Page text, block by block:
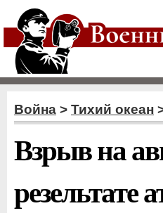
Война > Тихий океан
Взрыв на
резельтате